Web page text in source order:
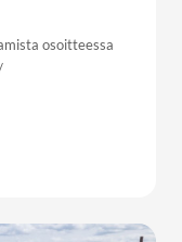
osoitteessa